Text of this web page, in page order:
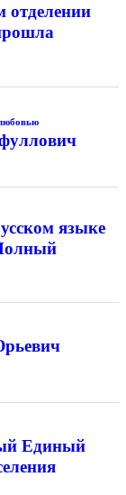
отделении
языке
Единый